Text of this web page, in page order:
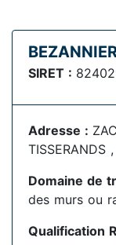
SIRET :
Adresse :
TISSERANDS
Domaine de
des murs ou
Qualification